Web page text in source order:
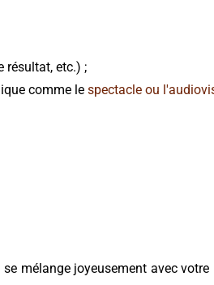
résultat, etc.) ;
comme le spectacle ou
mélange joyeusement avec votre